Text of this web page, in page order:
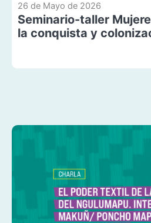
26 de Mayo de 2026
Seminario-taller
la conquista y